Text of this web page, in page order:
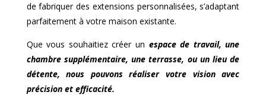
de fabriquer des extensions personnalisées, s’adaptant
parfaitement à votre maison existante.
Que vous souhaitiez créer un espace de travail, une
chambre supplémentaire, une terrasse, ou un lieu de
détente, nous pouvons réaliser votre vision avec
précision et efficacité.